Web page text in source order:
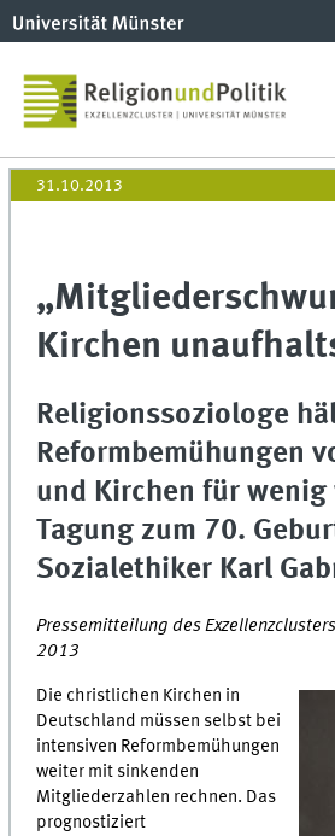
31.10.2013
Kirchen
Religionssoziologe
Reformbemühungen
und Kirchen für wenig
Tagung zum 70.
Sozialethiker Karl
Pressemitteilung des
2013
Die christlichen Kirchen in
Deutschland müssen selbst bei
intensiven Reformbemühungen
weiter mit sinkenden
Mitgliederzahlen rechnen. Das
prognostiziert